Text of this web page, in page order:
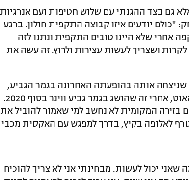
גם בצד ההגנתי עם שלוש חטיפות ועם אנרגיות
יודעים איזו קבוצה התקפית חולון. ברגע
אחרי שלא היינו טובים התקפית ונתנו לזה
ושצריך לעשות עצירות ולרוץ. זה עשה את
שניצחה אותה בהופעתה האחרונה בגמר הגביע,
וניצחון שני העונה על הפועל חולון במשחק נוקאאוט, אחרי זה שהושג בגמר גביע ווינר בסוף 2020.
בזירה המקומית לא נחשב למי שאמור להוביל את
לאלופה בקיץ, בדרך למפגש עם האקסית מכבי
יכול לעשות. מבחינתי אני לא צריך להוכיח